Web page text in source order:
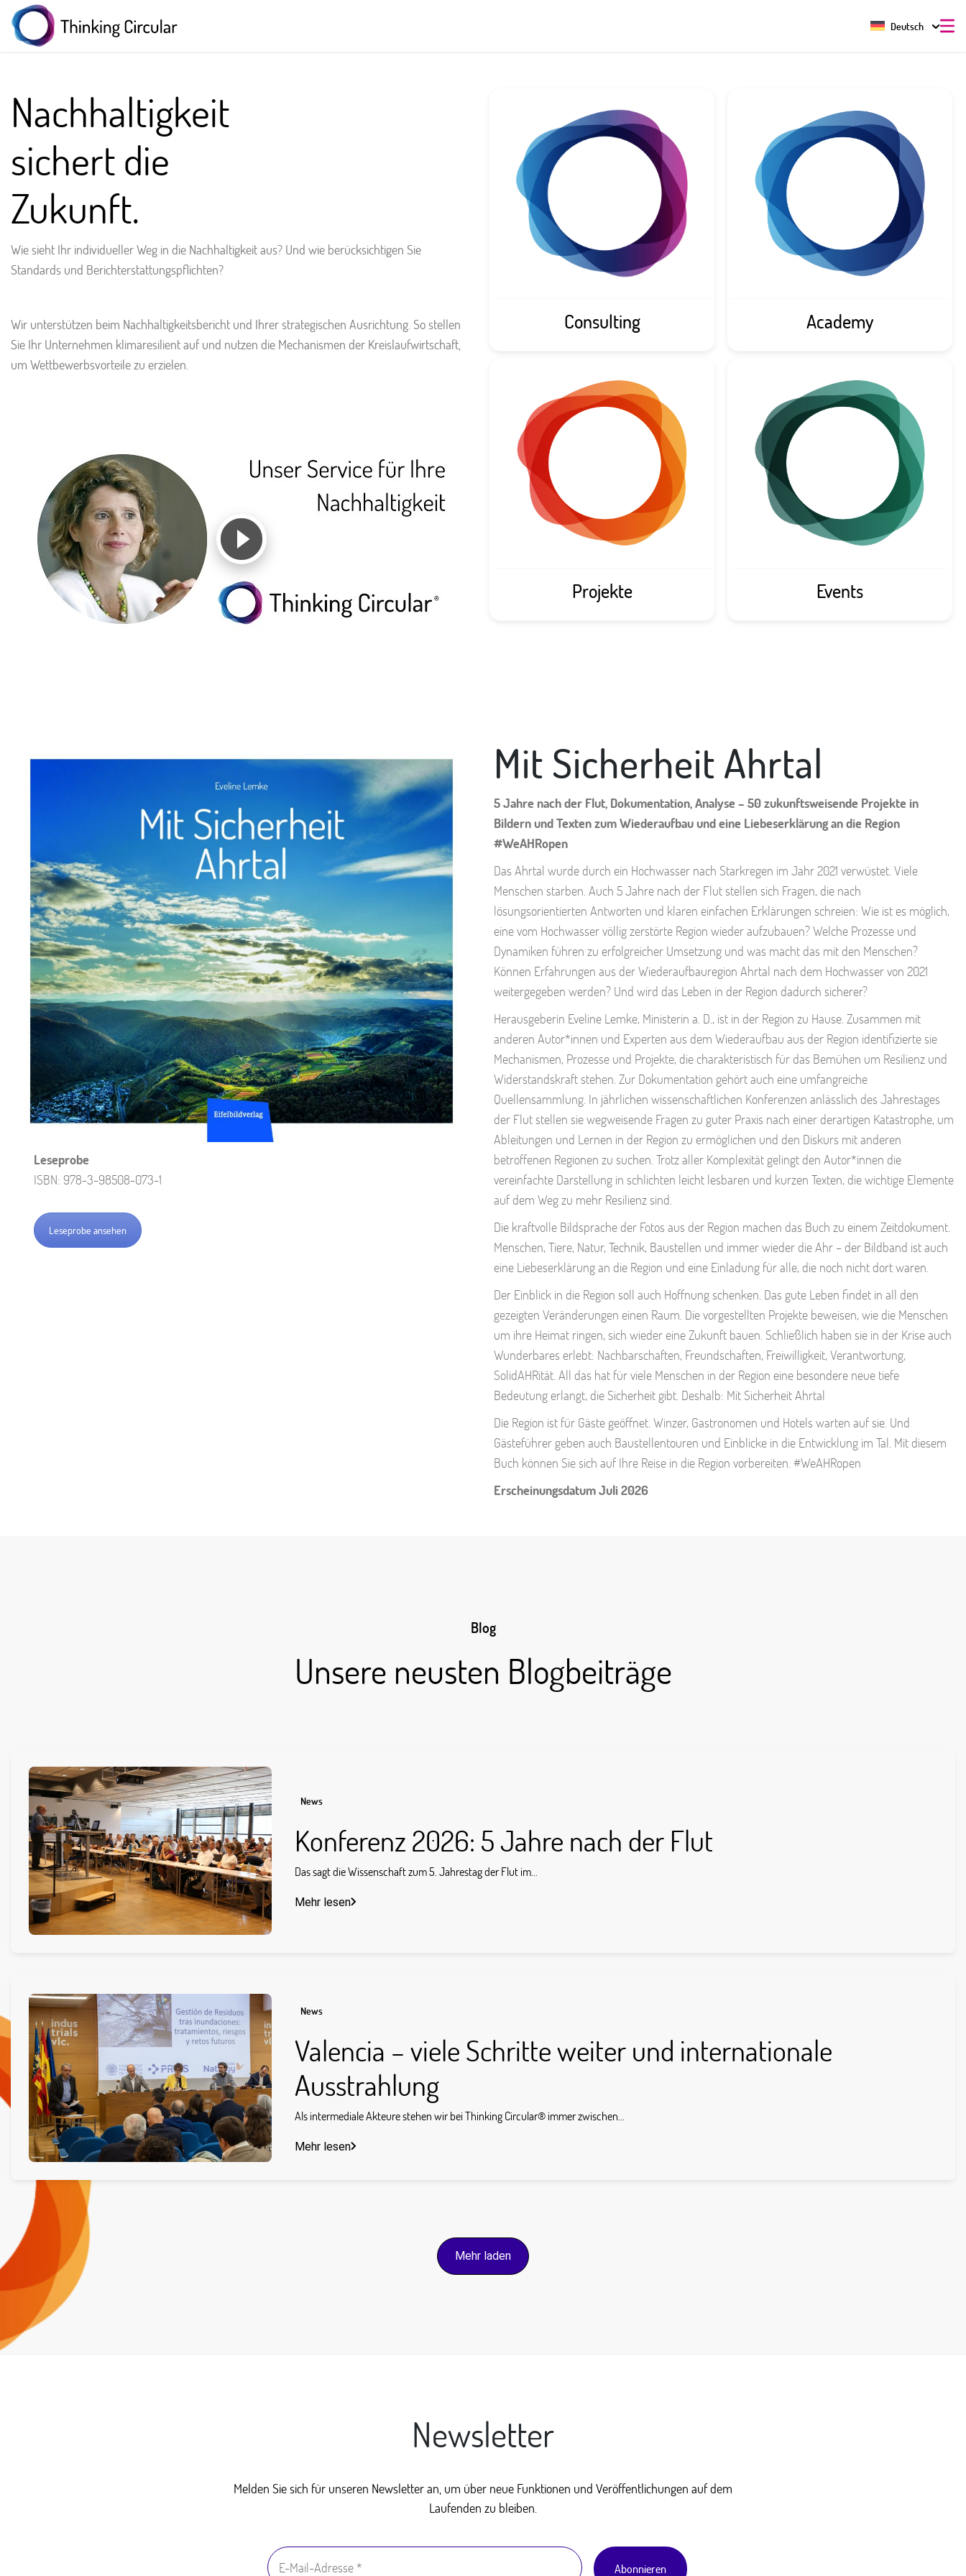
Deutsch
Nachhaltigkeit
sichert die
Zukunft.
Wie sieht Ihr individueller Weg in die Nachhaltigkeit aus? Und wie berücksichtigen Sie
Standards und Berichterstattungspflichten?
Wir unterstützen beim Nachhaltigkeitsbericht und Ihrer strategischen Ausrichtung. So stellen
Sie Ihr Unternehmen klimaresilient auf und nutzen die Mechanismen der Kreislaufwirtschaft,
um Wettbewerbsvorteile zu erzielen.
Consulting Academy
Projekte Events
Leseprobe
ISBN: 978-3-98508-073-1
Leseprobe ansehen
Mit Sicherheit Ahrtal
5 Jahre nach der Flut, Dokumentation, Analyse – 50 zukunftsweisende Projekte in
Bildern und Texten zum Wiederaufbau und eine Liebeserklärung an die Region
#WeAHRopen
Das Ahrtal wurde durch ein Hochwasser nach Starkregen im Jahr 2021 verwüstet. Viele
Menschen starben. Auch 5 Jahre nach der Flut stellen sich Fragen, die nach
lösungsorientierten Antworten und klaren einfachen Erklärungen schreien: Wie ist es möglich,
eine vom Hochwasser völlig zerstörte Region wieder aufzubauen? Welche Prozesse und
Dynamiken führen zu erfolgreicher Umsetzung und was macht das mit den Menschen?
Können Erfahrungen aus der Wiederaufbauregion Ahrtal nach dem Hochwasser von 2021
weitergegeben werden? Und wird das Leben in der Region dadurch sicherer?
Herausgeberin Eveline Lemke, Ministerin a. D., ist in der Region zu Hause. Zusammen mit
anderen Autor*innen und Experten aus dem Wiederaufbau aus der Region identifizierte sie
Mechanismen, Prozesse und Projekte, die charakteristisch für das Bemühen um Resilienz und
Widerstandskraft stehen. Zur Dokumentation gehört auch eine umfangreiche
Quellensammlung. In jährlichen wissenschaftlichen Konferenzen anlässlich des Jahrestages
der Flut stellen sie wegweisende Fragen zu guter Praxis nach einer derartigen Katastrophe, um
Ableitungen und Lernen in der Region zu ermöglichen und den Diskurs mit anderen
betroffenen Regionen zu suchen. Trotz aller Komplexität gelingt den Autor*innen die
vereinfachte Darstellung in schlichten leicht lesbaren und kurzen Texten, die wichtige Elemente
auf dem Weg zu mehr Resilienz sind.
Die kraftvolle Bildsprache der Fotos aus der Region machen das Buch zu einem Zeitdokument.
Menschen, Tiere, Natur, Technik, Baustellen und immer wieder die Ahr – der Bildband ist auch
eine Liebeserklärung an die Region und eine Einladung für alle, die noch nicht dort waren.
Der Einblick in die Region soll auch Hoffnung schenken. Das gute Leben findet in all den
gezeigten Veränderungen einen Raum. Die vorgestellten Projekte beweisen, wie die Menschen
um ihre Heimat ringen, sich wieder eine Zukunft bauen. Schließlich haben sie in der Krise auch
Wunderbares erlebt: Nachbarschaften, Freundschaften, Freiwilligkeit, Verantwortung,
SolidAHRität. All das hat für viele Menschen in der Region eine besondere neue tiefe
Bedeutung erlangt, die Sicherheit gibt. Deshalb: Mit Sicherheit Ahrtal
Die Region ist für Gäste geöffnet. Winzer, Gastronomen und Hotels warten auf sie. Und
Gästeführer geben auch Baustellentouren und Einblicke in die Entwicklung im Tal. Mit diesem
Buch können Sie sich auf Ihre Reise in die Region vorbereiten. #WeAHRopen
Erscheinungsdatum Juli 2026
Blog
Unsere neusten Blogbeiträge
News
Konferenz 2026: 5 Jahre nach der Flut
Das sagt die Wissenschaft zum 5. Jahrestag der Flut im...
Mehr lesen
News
Valencia – viele Schritte weiter und internationale
Ausstrahlung
Als intermediale Akteure stehen wir bei Thinking Circular® immer zwischen...
Mehr lesen
Mehr laden
Newsletter
Melden Sie sich für unseren Newsletter an, um über neue Funktionen und Veröffentlichungen auf dem
Laufenden zu bleiben.